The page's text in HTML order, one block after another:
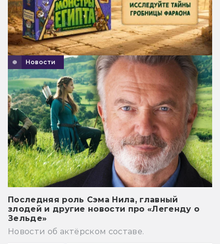
Новости
Последняя роль Сэма Нила, главный
злодей и другие новости про «Легенду о
Зельде»
Новости об актёрском составе.